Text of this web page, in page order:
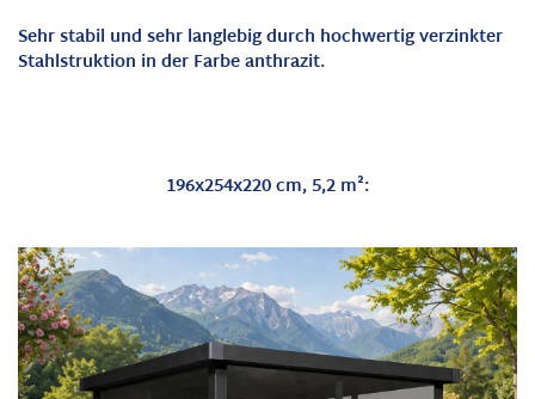
Sehr stabil und sehr langlebig durch hochwertig verzinkter
Stahlstruktion in der Farbe anthrazit.
196x254x220 cm, 5,2 m²: